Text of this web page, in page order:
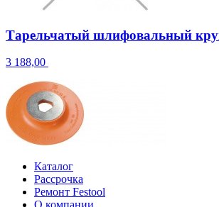
Тарельчатый шлифовальный
3 188,00
Каталог
Рассрочка
Ремонт Festool